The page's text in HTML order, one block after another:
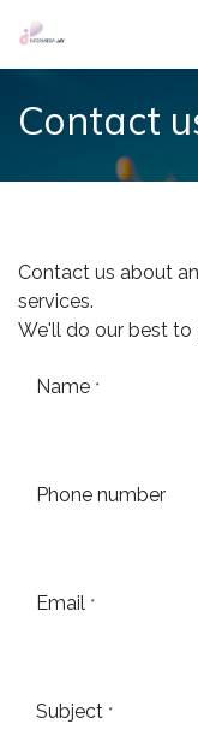
Skip to Content
Contact
Contact us about
services.
We'll do our best to
Name *
Phone number
Email *
Subject *